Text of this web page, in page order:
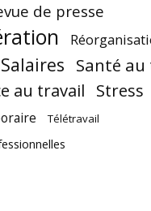
de presse
Salaires Santé
au travail Stress
Télétravail